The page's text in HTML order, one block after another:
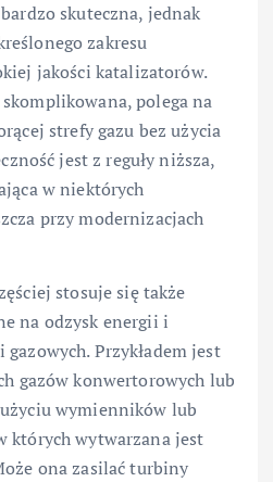
skuteczna, jednak
zakresu
jakości katalizatorów.
polega na
strefy gazu bez użycia
jest z reguły niższa,
w niektórych
przy modernizacjach
stosuje się także
na odzysk energii i
Przykładem jest
gazów konwertorowych lub
wymienników lub
których wytwarzana jest
ona zasilać turbiny